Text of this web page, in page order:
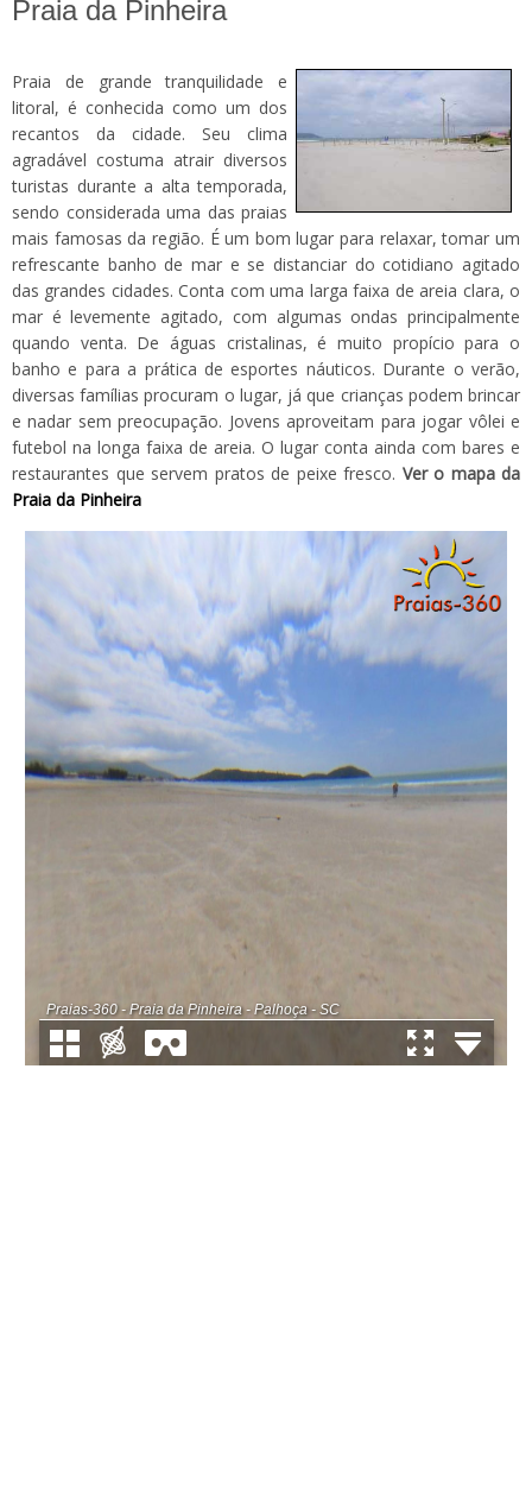
Praia da Pinheira
Praia de grande tranquilidade e
litoral, é conhecida como um dos
recantos da cidade. Seu clima
agradável costuma atrair diversos
turistas durante a alta temporada,
sendo considerada uma das praias
mais famosas da região. É um bom lugar para relaxar, tomar um
refrescante banho de mar e se distanciar do cotidiano agitado
das grandes cidades. Conta com uma larga faixa de areia clara, o
mar é levemente agitado, com algumas ondas principalmente
quando venta. De águas cristalinas, é muito propício para o
banho e para a prática de esportes náuticos. Durante o verão,
diversas famílias procuram o lugar, já que crianças podem brincar
e nadar sem preocupação. Jovens aproveitam para jogar vôlei e
futebol na longa faixa de areia. O lugar conta ainda com bares e
restaurantes que servem pratos de peixe fresco. Ver o mapa da
Praia da Pinheira
Praias-360 - Praia da Pinheira - Palhoça - SC